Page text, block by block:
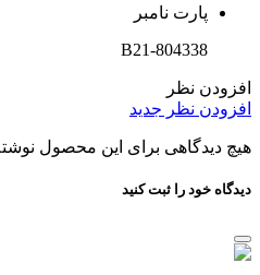
پارت نامبر
804338-B21
افزودن نظر
افزودن نظر جدید
هیچ دیدگاهی برای این محصول
دیدگاه خود را ثبت کنید